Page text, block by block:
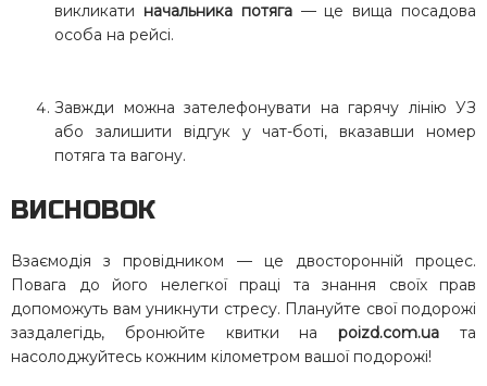
викликати начальника потяга— це вища посадова
особа на рейсі.
Завжди можна зателефонувати на гарячу лінію УЗ
або залишити відгук у чат-боті, вказавши номер
потяга та вагону.
ВИСНОВОК
Взаємодія з провідником — це двосторонній процес.
Повага до його нелегкої праці та знання своїх прав
допоможуть вам уникнути стресу. Плануйте свої подорожі
заздалегідь, бронюйте квитки наpoizd.com.ua та
насолоджуйтесь кожним кілометром вашої подорожі!